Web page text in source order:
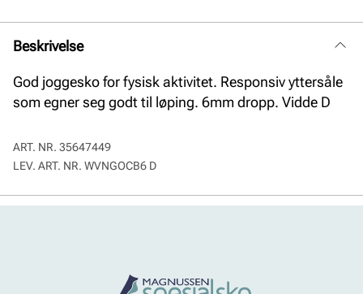
Beskrivelse
God joggesko for fysisk aktivitet. Responsiv yttersåle
som egner seg godt til løping. 6mm dropp. Vidde D
ART. NR. 35647449
LEV. ART. NR. WVNGOCB6 D